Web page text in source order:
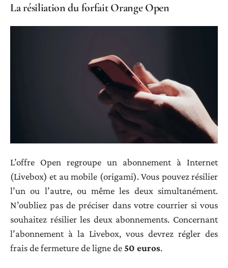
La résiliation du forfait Orange Open
L’offre Open regroupe un abonnement à Internet
(Livebox) et au mobile (origami). Vous pouvez résilier
l’un ou l’autre, ou même les deux simultanément.
N’oubliez pas de préciser dans votre courrier si vous
souhaitez résilier les deux abonnements. Concernant
l’abonnement à la Livebox, vous devrez régler des
frais de fermeture de ligne de50 euros.